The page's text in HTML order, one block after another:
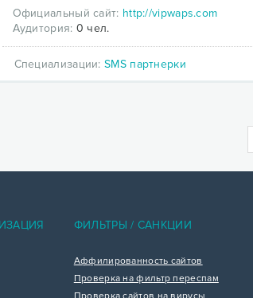
Официальный сайт: http://vipwaps.com
Аудитория: 0 чел.
Специализации:SMS партнерки
ФИЛЬТРЫ / САНКЦИИ
Аффилированность сайтов
Проверка на фильтр переспам